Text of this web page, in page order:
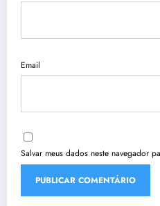
Email
Salvar meus dados neste navegador